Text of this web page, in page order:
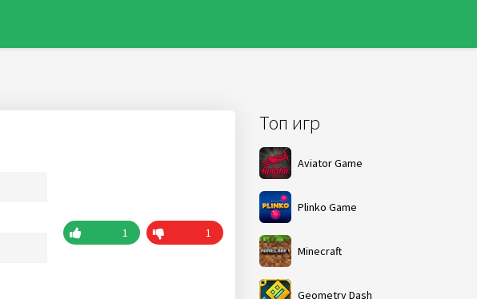
Топ игр
Aviator Game
Plinko Game
Minecraft
Geometry Dash
1 1